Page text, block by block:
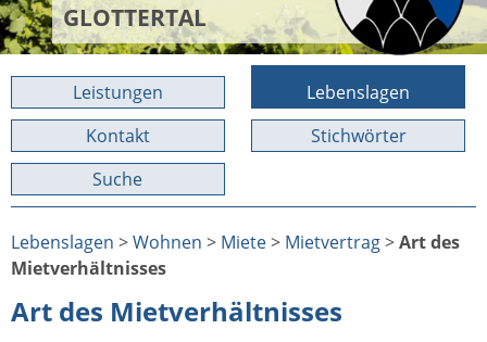
GLOTTERTAL
Leistungen
Lebenslagen
Kontakt
Stichwörter
Suche
Lebenslagen >Wohnen > Miete> Mietvertrag>Art des
Mietverhältnisses
Art des Mietverhältnisses